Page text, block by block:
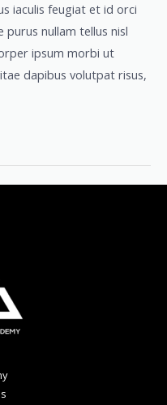
iaculis feugiat et id orci
nullam tellus nisl
ipsum morbi ut
dapibus volutpat risus,